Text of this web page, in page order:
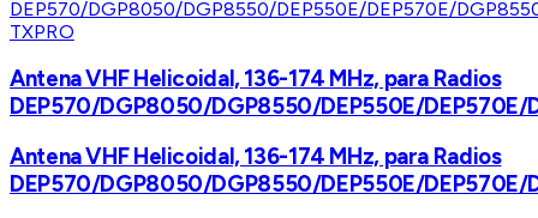
TXPRO
Antena VHF Helicoidal, 136-174 MHz, para Radios
DEP570/DGP8050/DGP8550/DEP550E/DEP570E/
Antena VHF Helicoidal, 136-174 MHz, para Radios
DEP570/DGP8050/DGP8550/DEP550E/DEP570E/